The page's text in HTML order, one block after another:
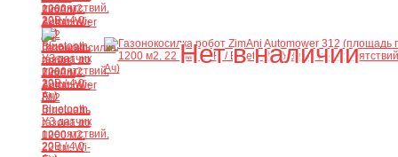
Нет в наличии